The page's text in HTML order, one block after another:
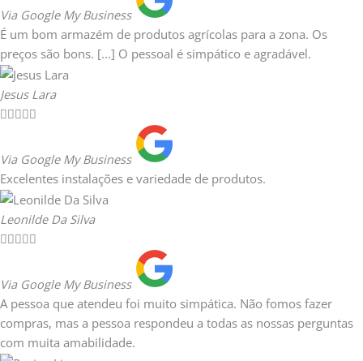
Via Google My Business
É um bom armazém de produtos agrícolas para a zona. Os
preços são bons. [...] O pessoal é simpático e agradável.
Jesus Lara

Via Google My Business
Excelentes instalações e variedade de produtos.
Leonilde Da Silva

Via Google My Business
A pessoa que atendeu foi muito simpática. Não fomos fazer
compras, mas a pessoa respondeu a todas as nossas perguntas
com muita amabilidade.